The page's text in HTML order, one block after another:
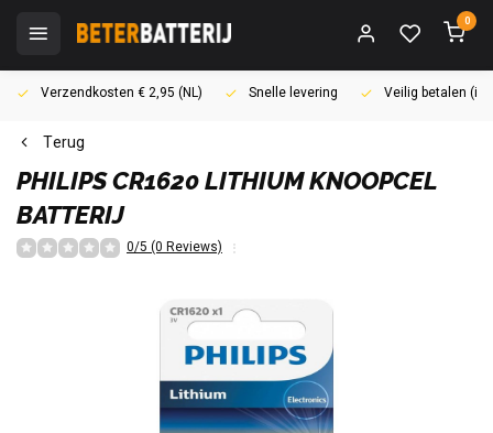
0
Verzendkosten € 2,95 (NL) Snelle levering Veilig betalen
Terug
PHILIPSCR1620 LITHIUM KNOOPCEL
BATTERIJ
0/5 (0 Reviews)